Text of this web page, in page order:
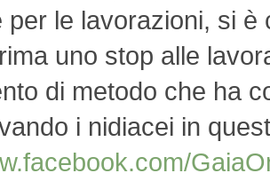
per le lavorazioni, si è
uno stop alle
di metodo che ha
i nidiacei in